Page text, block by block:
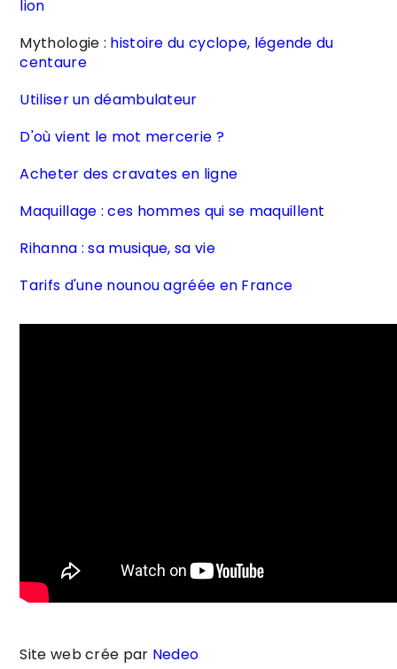
lion
Mythologie : histoire du cyclope, légende du
centaure
Utiliser un déambulateur
D'où vient le mot mercerie ?
Acheter des cravates en ligne
Maquillage : ces hommes qui se maquillent
Rihanna : sa musique, sa vie
Tarifs d'une nounou agréée en France
Site web crée par Nedeo